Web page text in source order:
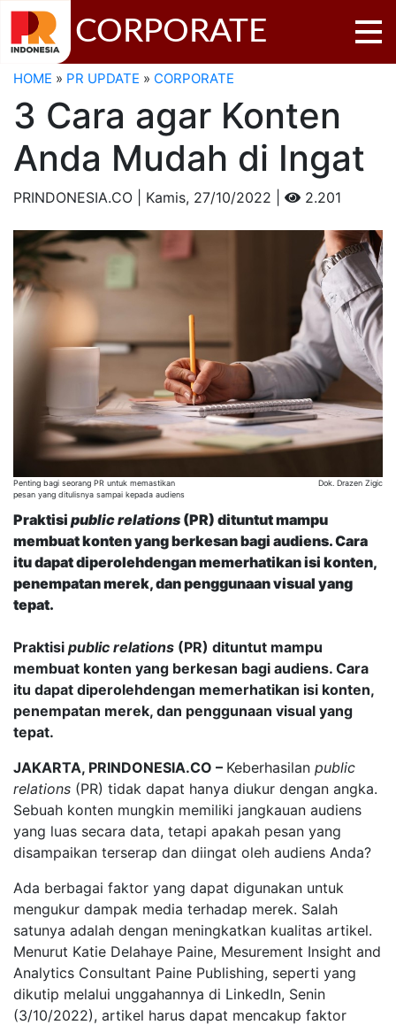
CORPORATE
HOME » PR UPDATE » CORPORATE
3 Cara agar Konten
Anda Mudah di Ingat
PRINDONESIA.CO | Kamis, 27/10/2022 | 2.201
Penting bagi seorang PR untuk memastikan
pesan yang ditulisnya sampai kepada audiens
Dok. Drazen Zigic
Praktisi public relations (PR) dituntut mampu
membuat konten yang berkesan bagi audiens. Cara
itu dapat diperolehdengan memerhatikan isi konten,
penempatan merek, dan penggunaan visual yang
tepat.
Praktisi public relations (PR) dituntut mampu
membuat konten yang berkesan bagi audiens. Cara
itu dapat diperolehdengan memerhatikan isi konten,
penempatan merek, dan penggunaan visual yang
tepat.
JAKARTA, PRINDONESIA.CO – Keberhasilan public
relations (PR) tidak dapat hanya diukur dengan angka.
Sebuah konten mungkin memiliki jangkauan audiens
yang luas secara data, tetapi apakah pesan yang
disampaikan terserap dan diingat oleh audiens Anda?
Ada berbagai faktor yang dapat digunakan untuk
mengukur dampak media terhadap merek. Salah
satunya adalah dengan meningkatkan kualitas artikel.
Menurut Katie Delahaye Paine, Mesurement Insight and
Analytics Consultant Paine Publishing, seperti yang
dikutip melalui unggahannya di LinkedIn, Senin
(3/10/2022), artikel harus dapat mencakup faktor